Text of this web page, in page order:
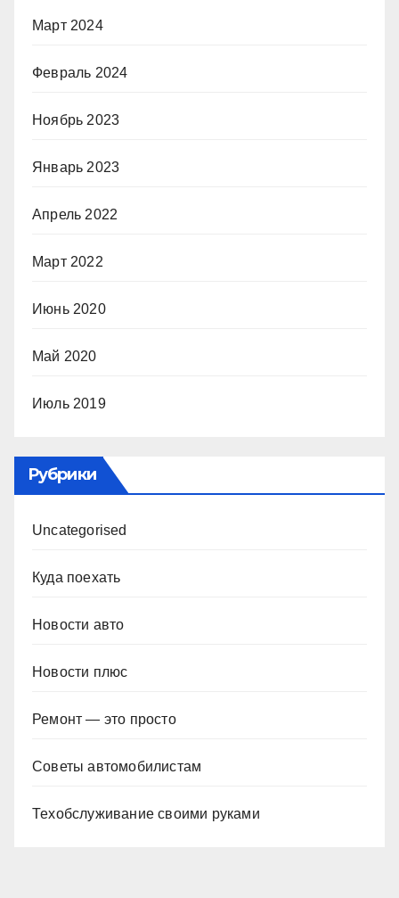
Март 2024
Февраль 2024
Ноябрь 2023
Январь 2023
Апрель 2022
Март 2022
Июнь 2020
Май 2020
Июль 2019
Рубрики
Uncategorised
Куда поехать
Новости авто
Новости плюс
Ремонт — это просто
Советы автомобилистам
Техобслуживание своими руками